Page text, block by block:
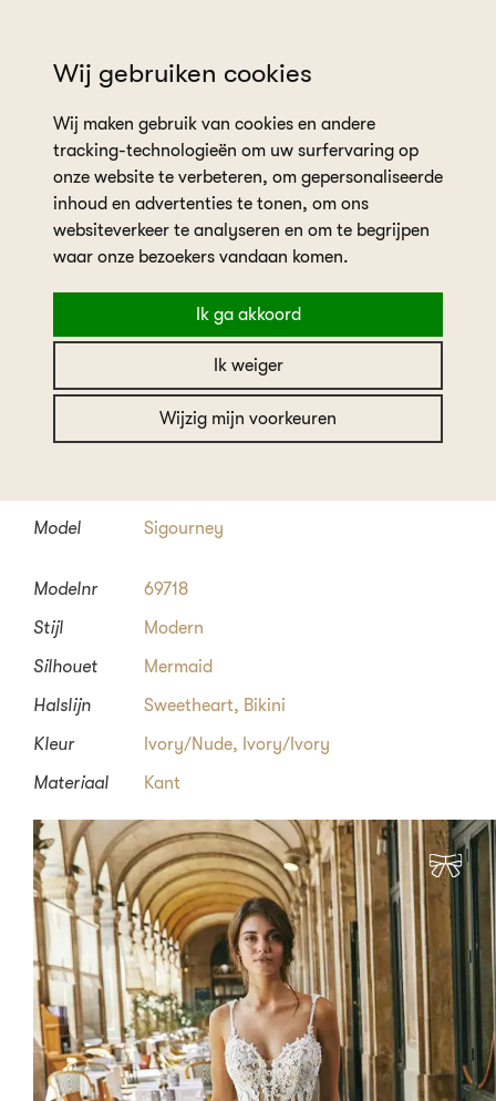
Wij gebruiken cookies
Wij maken gebruik van cookies en andere
tracking-technologieën om uw surfervaring op
onze website te verbeteren, om gepersonaliseerde
inhoud en advertenties te tonen, om ons
websiteverkeer te analyseren en om te begrijpen
waar onze bezoekers vandaan komen.
Ik ga akkoord
Ik weiger
Wijzig mijn voorkeuren
collectie Veni Infantino 69718
Veni Infantino 69718
Model
Sigourney
Modelnr
69718
Stijl
Modern
Silhouet
Mermaid
Halslijn
Sweetheart, Bikini
Kleur
Ivory/Nude, Ivory/Ivory
Materiaal
Kant